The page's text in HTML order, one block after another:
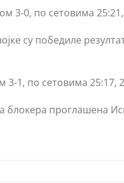
3-0, по сетовима
су победиле
1, по сетовима 25:17,
блокера проглашена